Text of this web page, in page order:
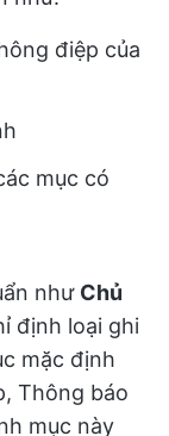
điệp của
mục có
như Chủ
định loại ghi
mặc định
Thông báo
mục này